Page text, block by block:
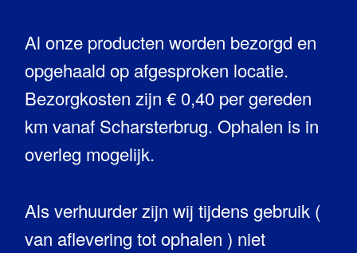
Al onze producten worden bezorgd en
opgehaald op afgesproken locatie.
Bezorgkosten zijn € 0,40 per gereden
km vanaf Scharsterbrug. Ophalen is in
overleg mogelijk.
Als verhuurder zijn wij tijdens gebruik (
van aflevering tot ophalen ) niet